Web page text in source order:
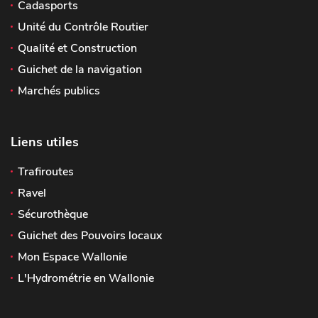
Cadasports
Unité du Contrôle Routier
Qualité et Construction
Guichet de la navigation
Marchés publics
Liens utiles
Trafiroutes
Ravel
Sécurothèque
Guichet des Pouvoirs locaux
Mon Espace Wallonie
L'Hydrométrie en Wallonie